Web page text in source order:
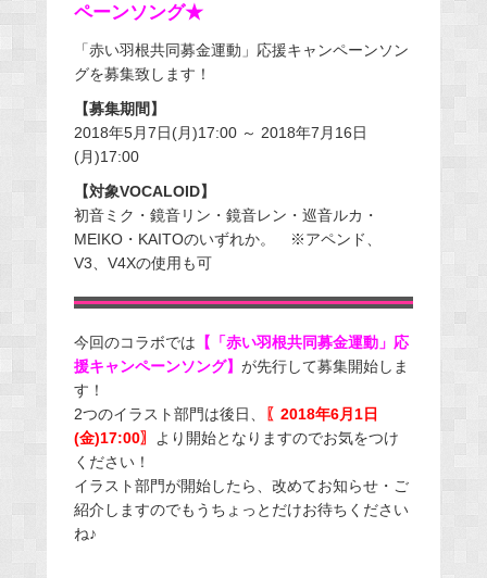
ペーンソング★
「赤い羽根共同募金運動」応援キャンペーンソン
グを募集致します！
【募集期間】
2018年5月7日(月)17:00 ～ 2018年7月16日
(月)17:00
【対象VOCALOID】
初音ミク・鏡音リン・鏡音レン・巡音ルカ・
MEIKO・KAITOのいずれか。 ※アペンド、
V3、V4Xの使用も可
今回のコラボでは 【「赤い羽根共同募金運動」応
援キャンペーンソング】 が先行して募集開始しま
す！
2つのイラスト部門は後日、
〖2018年6月1日
(金)17:00〗 より開始となりますのでお気をつけ
ください！
イラスト部門が開始したら、改めてお知らせ・ご
紹介しますのでもうちょっとだけお待ちください
ね♪